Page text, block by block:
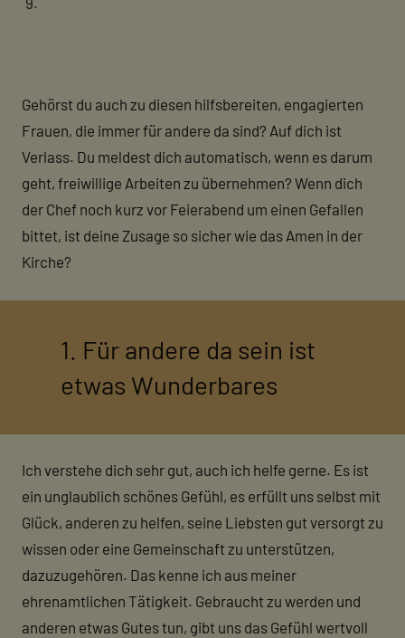
Gehörst du auch zu diesen hilfsbereiten, engagierten
Frauen, die immer für andere da sind? Auf dich ist
Verlass. Du meldest dich automatisch, wenn es darum
geht, freiwillige Arbeiten zu übernehmen? Wenn dich
der Chef noch kurz vor Feierabend um einen Gefallen
bittet, ist deine Zusage so sicher wie das Amen in der
Kirche?
1. Für andere da sein ist
etwas Wunderbares
Ich verstehe dich sehr gut, auch ich helfe gerne. Es ist
ein unglaublich schönes Gefühl, es erfüllt uns selbst mit
Glück, anderen zu helfen, seine Liebsten gut versorgt zu
wissen oder eine Gemeinschaft zu unterstützen,
dazuzugehören. Das kenne ich aus meiner
ehrenamtlichen Tätigkeit. Gebraucht zu werden und
anderen etwas Gutes tun, gibt uns das Gefühl wertvoll